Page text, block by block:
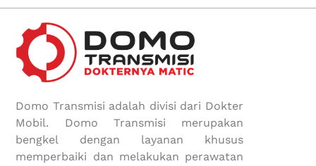
Domo Transmisi adalah divisi dari Dokter
Mobil. Domo Transmisi merupakan
bengkel dengan layanan khusus
memperbaiki dan melakukan perawatan